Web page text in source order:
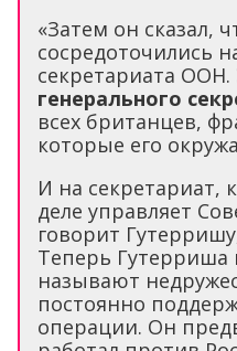
«Затем он сказал,
сосредоточились
секретариата ООН.
генерального
всех британцев,
которые его
И на секретариат,
деле управляет
говорит
Теперь Гутерриша
называют
постоянно
операции. Он